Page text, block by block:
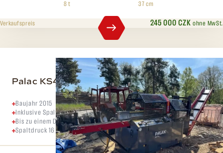
8 t
37 cm
245 000 CZK ohne MwSt.
Verkaufspreis
Palac KS45S
Baujahr 2015
Inklusive Spaltkreuze 4,6,8,12
Bis zu einem Durchmesser von 45 cm
Spaltdruck 16 Tonnen